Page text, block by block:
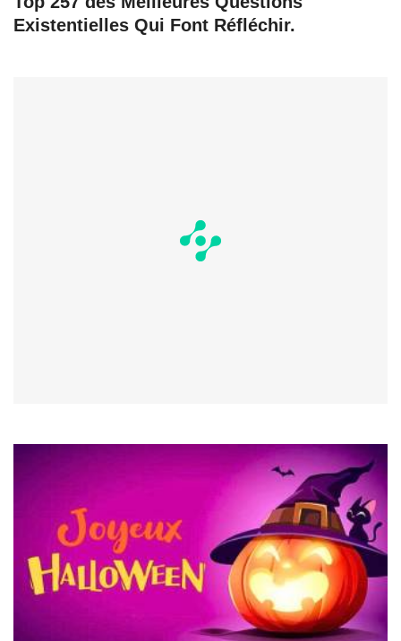
Existentielles Qui Font Réfléchir.